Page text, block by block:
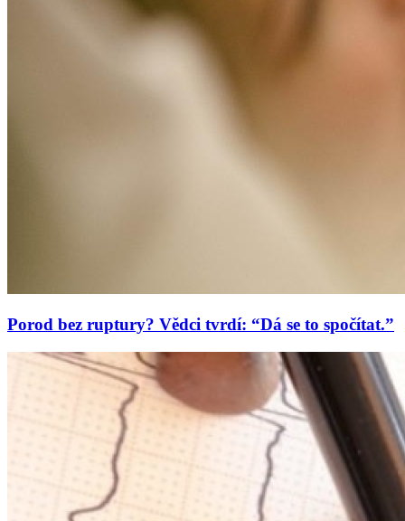
Porod bez ruptury? Vědci tvrdí: “Dá se to spočítat.”